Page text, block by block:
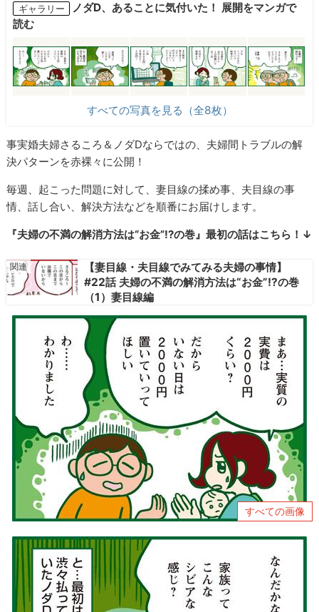
ギャラリー
ノダD、あることに気付いた！ 展開をマンガで
読む
すべての写真を見る（全8枚）
事実婚夫婦さるころ＆ノダDならではの、夫婦間トラブルの解
決パターンを赤裸々に公開！
毎週、起こった問題に対して、妻目線の揉め事、夫目線の事
情、話し合い、解決方法などを順番にお届けします。
『夫婦の不満の解消方法は“お金”!?の巻』最初の話はこちら！↓
【妻目線・夫目線でみてみる夫婦の事情】
#22話 夫婦の不満の解消方法は“お金”!?の巻
（1）妻目線編
すべての画像